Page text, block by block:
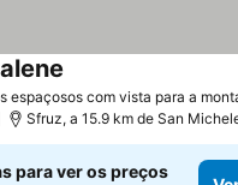
espaçosos com vista para a
Sfruz, a 15.9 km de San
para ver os preços